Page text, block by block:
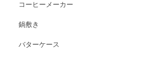
コーヒーメーカー
鍋敷き
バターケース